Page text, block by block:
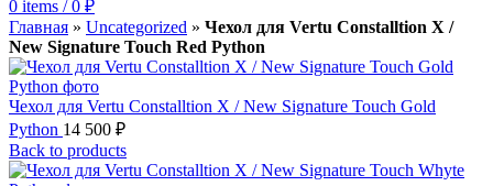
0 items / 0 ₽
Главная » Uncategorized » Чехол для Vertu Constalltion X /
New Signature Touch Red Python
Чехол для Vertu Constalltion X / New Signature Touch Gold
Python 14 500 ₽
Back to products